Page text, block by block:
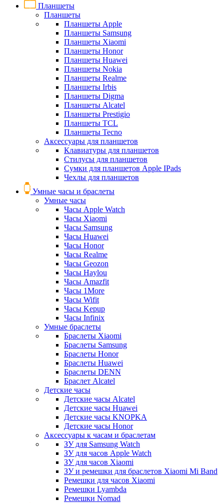
Планшеты
Планшеты
Планшеты Apple
Планшеты Samsung
Планшеты Xiaomi
Планшеты Honor
Планшеты Huawei
Планшеты Nokia
Планшеты Realme
Планшеты Irbis
Планшеты Digma
Планшеты Alcatel
Планшеты Prestigio
Планшеты TCL
Планшеты Tecno
Аксессуары для планшетов
Клавиатуры для планшетов
Стилусы для планшетов
Сумки для планшетов Apple IPads
Чехлы для планшетов
Умные часы и браслеты
Умные часы
Часы Apple Watch
Часы Xiaomi
Часы Samsung
Часы Huawei
Часы Honor
Часы Realme
Часы Geozon
Часы Haylou
Часы Amazfit
Часы 1More
Часы Wifit
Часы Kepup
Часы Infinix
Умные браслеты
Браслеты Xiaomi
Браслеты Samsung
Браслеты Honor
Браслеты Huawei
Браслеты DENN
Браслет Alcatel
Детские часы
Детские часы Alcatel
Детские часы Huawei
Детские часы KNOPKA
Детские часы Honor
Аксессуары к часам и браслетам
ЗУ для Samsung Watch
ЗУ для часов Apple Watch
ЗУ для часов Xiaomi
ЗУ и ремешки для браслетов Xiaomi Mi Band
Ремешки для часов Xiaomi
Ремешки Lyambda
Ремешки Nomad